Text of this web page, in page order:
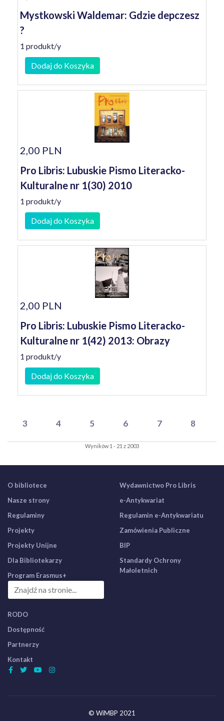
Mystkowski Waldemar: Gdzie depczesz
?
1 produkt/y
Dodaj do Koszyka
2,00 PLN
Pro Libris: Lubuskie Pismo Literacko-
Kulturalne nr 1(30) 2010
1 produkt/y
Dodaj do Koszyka
2,00 PLN
Pro Libris: Lubuskie Pismo Literacko-
Kulturalne nr 1(42) 2013: Obrazy
1 produkt/y
Dodaj do Koszyka
3 4 5 6 7 8
Wyników 1 - 21 z 2003
O bibliotece
Nasze strony
Regulaminy
Projekty
Projekty Unijne
Dla Bibliotekarzy
Program Erasmus+
Wydawnictwo Pro Libris
e-Antykwariat
Regulamin e-Antykwariatu
Zamówienia Publiczne
BIP
Standardy Ochrony
Małoletnich
RODO
Dostępność
Partnerzy
Kontakt
© WiMBP 2021